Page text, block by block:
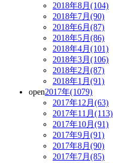
2018年8月(104)
2018年7月(90)
2018年6月(87)
2018年5月(86)
2018年4月(101)
2018年3月(106)
2018年2月(87)
2018年1月(91)
open2017年(1079)
2017年12月(63)
2017年11月(113)
2017年10月(91)
2017年9月(91)
2017年8月(90)
2017年7月(85)